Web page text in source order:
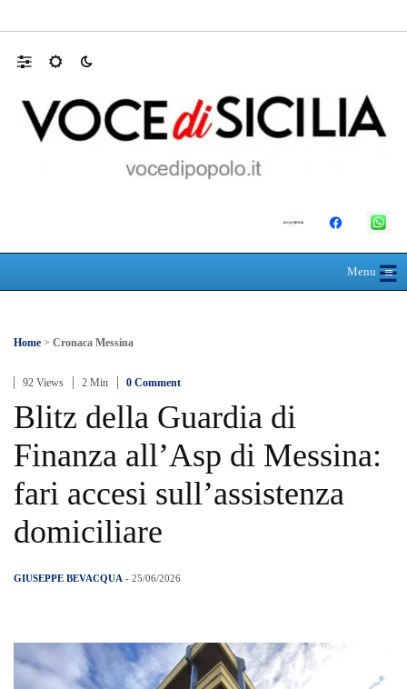
Menu≡
☰
Home > Cronaca Messina
92 Views 2 Min 0 Comment
Blitz della Guardia di
Finanza all’Asp di Messina:
fari accesi sull’assistenza
domiciliare
GIUSEPPE BEVACQUA - 25/06/2026